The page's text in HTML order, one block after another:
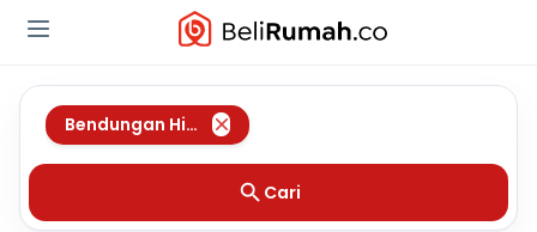
Bendungan Hilir Jakarta Pusat
Cari